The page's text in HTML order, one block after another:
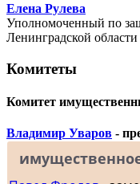
Елена Рулева
Уполномоченный по
Ленинградской области
Комитеты
Комитет
Владимир Уваров -